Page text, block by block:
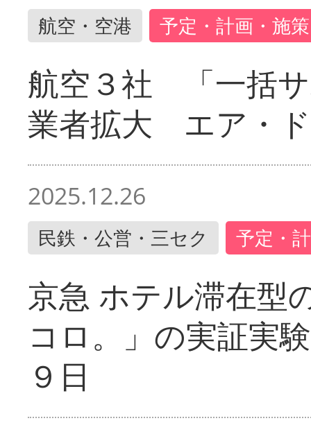
航空・空港 予定・計画・施策
航空３社 「一括
業者拡大 エア・
2025.12.26
民鉄・公営・三セク 予定・
京急 ホテル滞在型
コロ。」の実証実
９日